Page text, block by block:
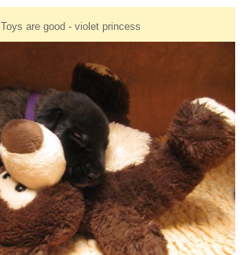
Toys are good - violet princess